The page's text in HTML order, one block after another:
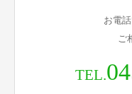
お電
ご
TEL.